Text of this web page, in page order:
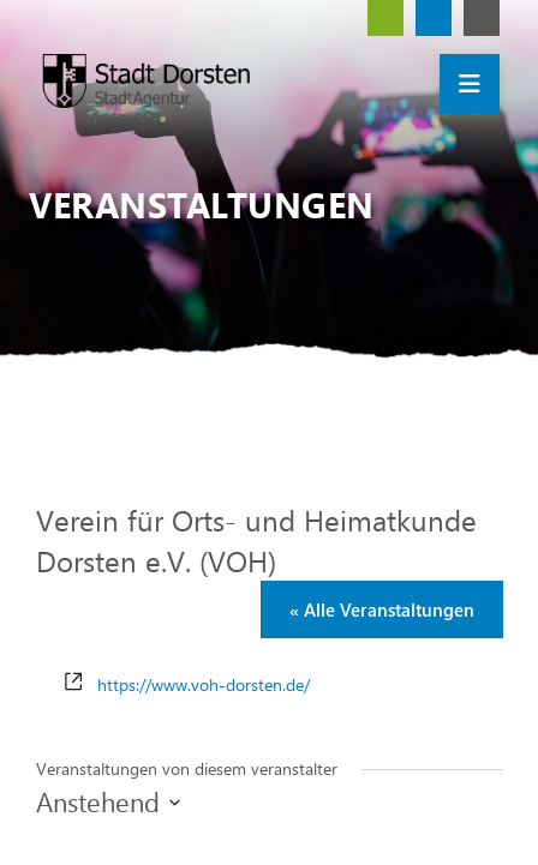
VERANSTALTUNGEN
Verein für Orts- und Heimatkunde
Dorsten e.V. (VOH)
« Alle Veranstaltungen
Webseite
https://www.voh-dorsten.de/
Veranstaltungen von diesem veranstalter
Anstehend